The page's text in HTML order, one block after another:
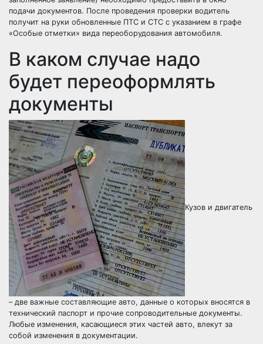
подачи документов. После проведения проверки водитель
получит на руки обновленные ПТС и СТС с указанием в графе
«Особые отметки» вида переоборудования автомобиля.
В каком случае надо
будет переоформлять
документы
Кузов и двигатель
– две важные составляющие авто, данные о которых вносятся в
технический паспорт и прочие сопроводительные документы.
Любые изменения, касающиеся этих частей авто, влекут за
собой изменения в документации.